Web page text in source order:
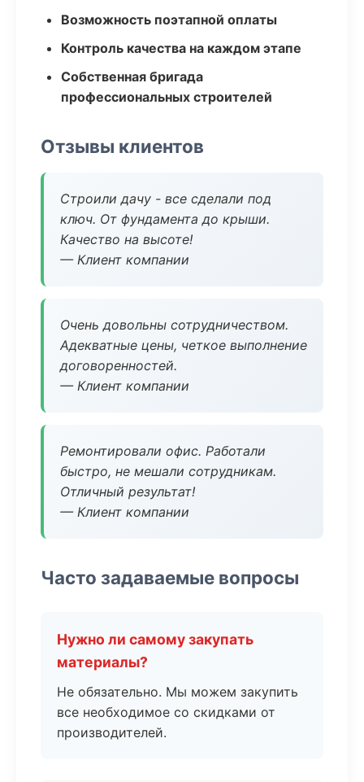
Возможность поэтапной оплаты
Контроль качества на каждом этапе
Собственная бригада
профессиональных строителей
Отзывы клиентов
Строили дачу - все сделали под
ключ. От фундамента до крыши.
Качество на высоте!
— Клиент компании
Очень довольны сотрудничеством.
Адекватные цены, четкое выполнение
договоренностей.
— Клиент компании
Ремонтировали офис. Работали
быстро, не мешали сотрудникам.
Отличный результат!
— Клиент компании
Часто задаваемые вопросы
Нужно ли самому закупать
материалы?
Не обязательно. Мы можем закупить
все необходимое со скидками от
производителей.